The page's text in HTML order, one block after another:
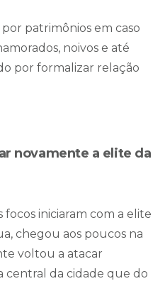
patrimônios em caso
noivos e até
por formalizar relação
novamente a elite da
focos iniciaram com a elite
chegou aos poucos na
voltou a atacar
central da cidade que do